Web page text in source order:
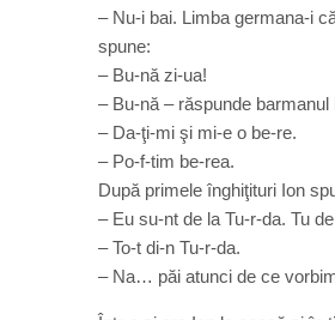
– Nu-i bai. Limba germana-i
spune:
– Bu-nă zi-ua!
– Bu-nă – răspunde barmanul
– Da-ţi-mi şi mi-e o be-re.
– Po-f-tim be-rea.
După primele înghiţituri Ion
– Eu su-nt de la Tu-r-da. Tu
– To-t di-n Tu-r-da.
– Na… păi atunci de ce